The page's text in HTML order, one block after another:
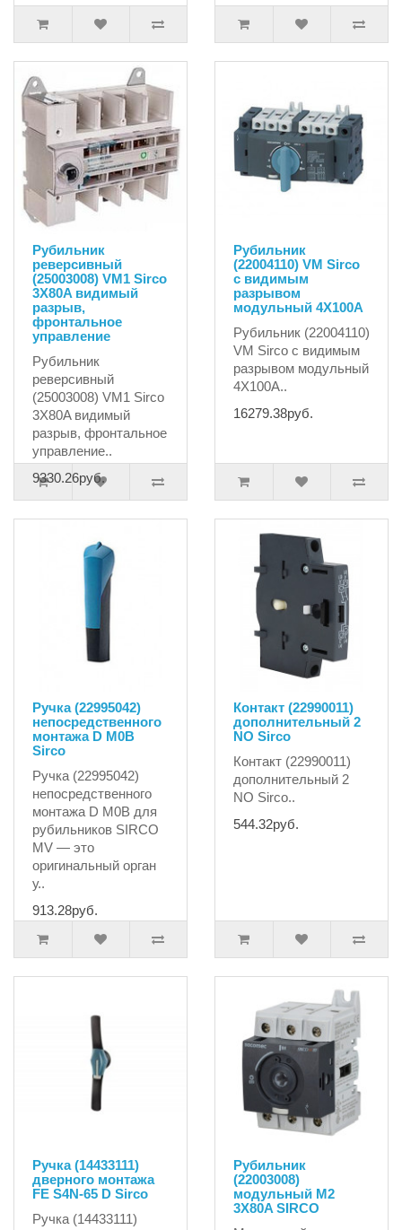
Рубильник
реверсивный
(25003008) VM1 Sirco
3X80A видимый
разрыв,
фронтальное
управление
Рубильник
реверсивный
(25003008) VM1 Sirco
3X80A видимый
разрыв, фронтальное
управление..
9330.26руб.
Рубильник
(22004110) VM Sirco
с видимым
разрывом
модульный 4X100A
Рубильник (22004110)
VM Sirco с видимым
разрывом модульный
4X100A..
16279.38руб.
Ручка (22995042)
непосредственного
монтажа D M0B
Sirco
Ручка (22995042)
непосредственного
монтажа D M0B для
рубильников SIRCO
MV — это
оригинальный орган
у..
913.28руб.
Контакт (22990011)
дополнительный 2
NO Sirco
Контакт (22990011)
дополнительный 2
NO Sirco..
544.32руб.
Ручка (14433111)
дверного монтажа
FE S4N-65 D Sirco
Ручка (14433111)
Рубильник
(22003008)
модульный M2
3X80A SIRCO